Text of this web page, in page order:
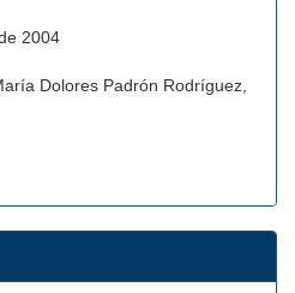
2004
Dolores Padrón Rodríguez,